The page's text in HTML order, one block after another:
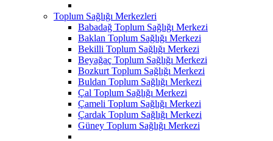
Toplum Sağlığı Merkezleri
Babadağ Toplum Sağlığı Merkezi
Baklan Toplum Sağlığı Merkezi
Bekilli Toplum Sağlığı Merkezi
Beyağaç Toplum Sağlığı Merkezi
Bozkurt Toplum Sağlığı Merkezi
Buldan Toplum Sağlığı Merkezi
Çal Toplum Sağlığı Merkezi
Çameli Toplum Sağlığı Merkezi
Çardak Toplum Sağlığı Merkezi
Güney Toplum Sağlığı Merkezi